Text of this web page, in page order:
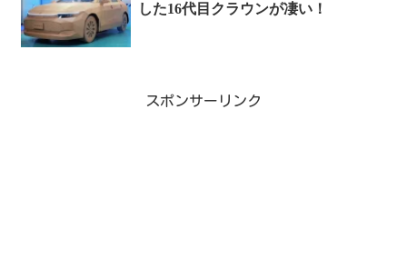
した16代目クラウンが凄い！
スポンサーリンク